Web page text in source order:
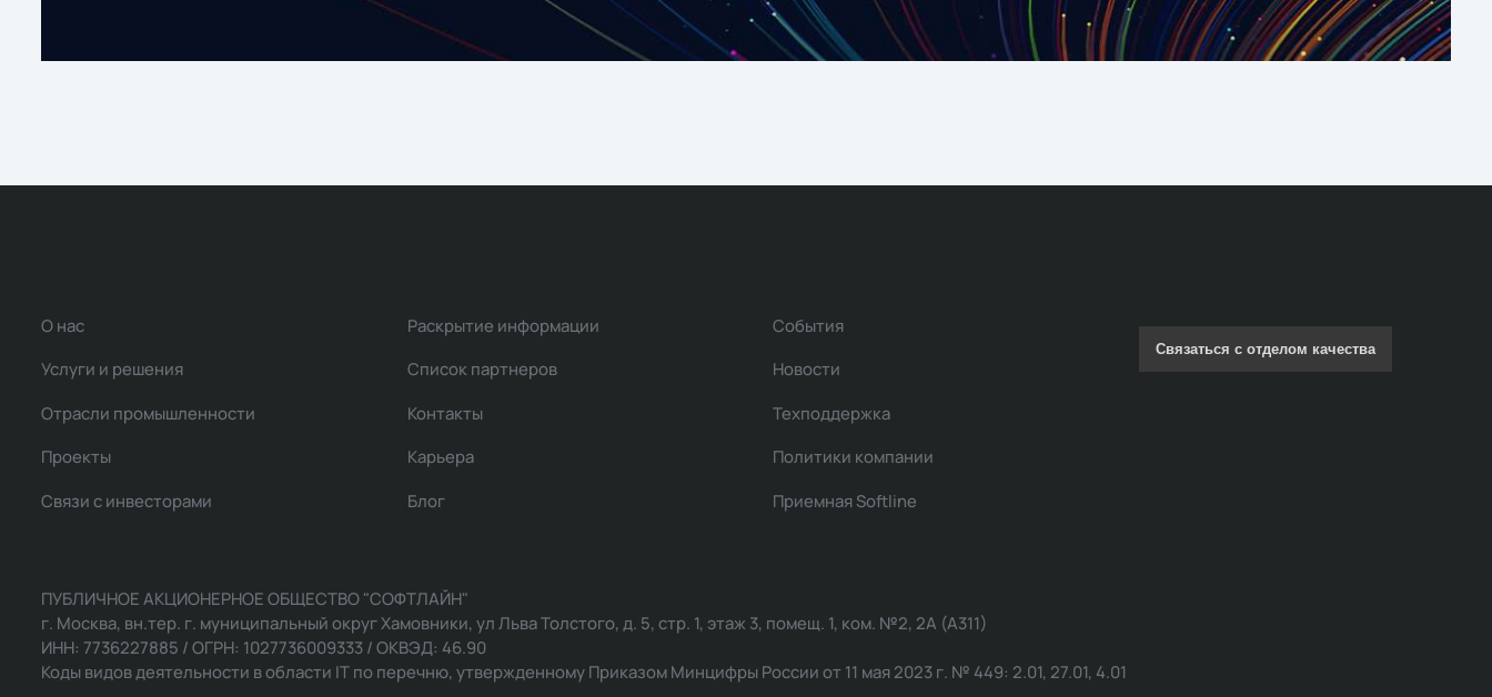
О нас
Услуги и решения
Отрасли промышленности
Проекты
Связи с инвесторами
Раскрытие информации
Список партнеров
Контакты
Карьера
Блог
События
Новости
Техподдержка
Политики компании
Приемная Softline
Связаться с отделом качества
ПУБЛИЧНОЕ АКЦИОНЕРНОЕ ОБЩЕСТВО "СОФТЛАЙН"
г. Москва, вн.тер. г. муниципальный округ Хамовники, ул Льва Толстого, д. 5, стр. 1, этаж 3, помещ. 1, ком. №2, 2А (А311)
ИНН: 7736227885 / ОГРН: 1027736009333 / ОКВЭД: 46.90
Коды видов деятельности в области IT по перечню, утвержденному Приказом Минцифры России от 11 мая 2023 г. № 449: 2.01, 27.01, 4.01